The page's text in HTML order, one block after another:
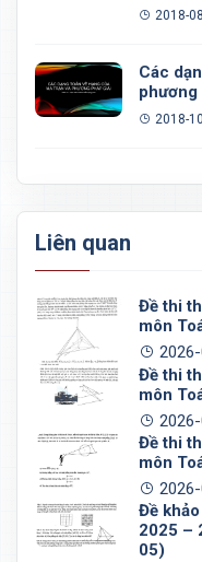
2018-
Các
phương
2018-
Liên quan
Đề thi
môn
Đề thi
môn
Đề thi
môn
Đề
2025 –
05)